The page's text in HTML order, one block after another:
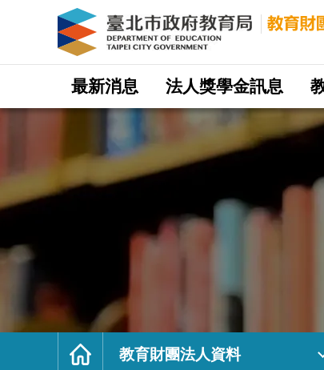
｜
府
網
最新消息 法人獎學金訊息
首
教育財團法人資料